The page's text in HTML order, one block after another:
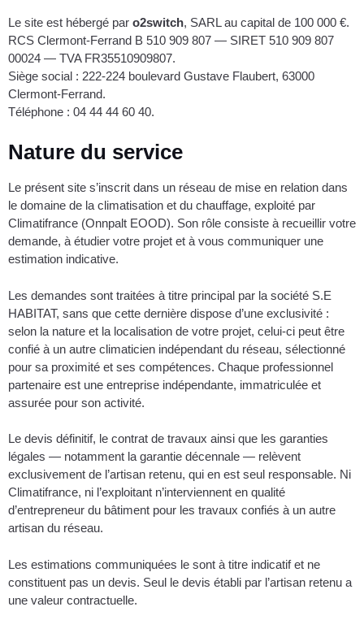
Le site est hébergé par o2switch, SARL au capital de 100 000 €.
RCS Clermont-Ferrand B 510 909 807 — SIRET 510 909 807
00024 — TVA FR35510909807.
Siège social : 222-224 boulevard Gustave Flaubert, 63000
Clermont-Ferrand.
Téléphone : 04 44 44 60 40.
Nature du service
Le présent site s’inscrit dans un réseau de mise en relation dans
le domaine de la climatisation et du chauffage, exploité par
Climatifrance (Onnpalt EOOD). Son rôle consiste à recueillir votre
demande, à étudier votre projet et à vous communiquer une
estimation indicative.
Les demandes sont traitées à titre principal par la société S.E
HABITAT, sans que cette dernière dispose d’une exclusivité :
selon la nature et la localisation de votre projet, celui-ci peut être
confié à un autre climaticien indépendant du réseau, sélectionné
pour sa proximité et ses compétences. Chaque professionnel
partenaire est une entreprise indépendante, immatriculée et
assurée pour son activité.
Le devis définitif, le contrat de travaux ainsi que les garanties
légales — notamment la garantie décennale — relèvent
exclusivement de l’artisan retenu, qui en est seul responsable. Ni
Climatifrance, ni l’exploitant n’interviennent en qualité
d’entrepreneur du bâtiment pour les travaux confiés à un autre
artisan du réseau.
Les estimations communiquées le sont à titre indicatif et ne
constituent pas un devis. Seul le devis établi par l’artisan retenu a
une valeur contractuelle.